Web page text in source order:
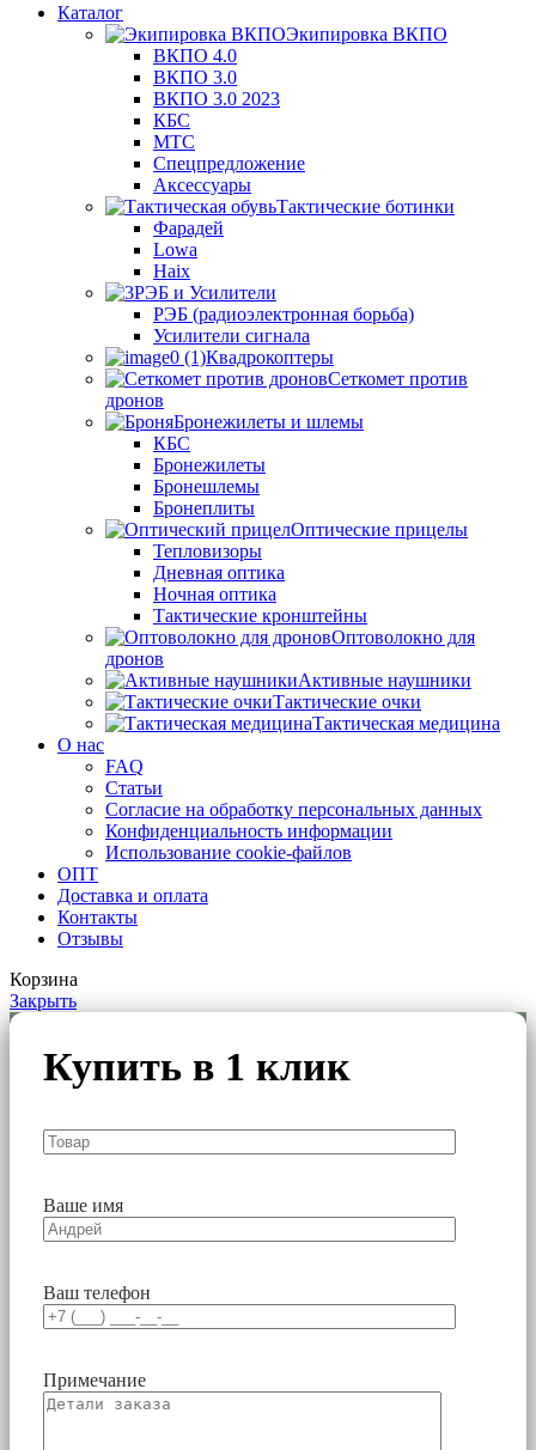
Каталог
Экипировка ВКПО
ВКПО 4.0
ВКПО 3.0
ВКПО 3.0 2023
КБС
МТС
Спецпредложение
Аксессуары
Тактические ботинки
Фарадей
Lowa
Haix
РЭБ и Усилители
РЭБ (радиоэлектронная борьба)
Усилители сигнала
Квадрокоптеры
Сеткомет против
дронов
Бронежилеты и шлемы
КБС
Бронежилеты
Бронешлемы
Бронеплиты
Оптические прицелы
Тепловизоры
Дневная оптика
Ночная оптика
Тактические кронштейны
Оптоволокно для
дронов
Активные наушники
Тактические очки
Тактическая медицина
О нас
FAQ
Статьи
Согласие на обработку персональных данных
Конфиденциальность информации
Использование cookie-файлов
ОПТ
Доставка и оплата
Контакты
Отзывы
Корзина
Закрыть
Купить в 1 клик
Ваше имя
Ваш телефон
Примечание